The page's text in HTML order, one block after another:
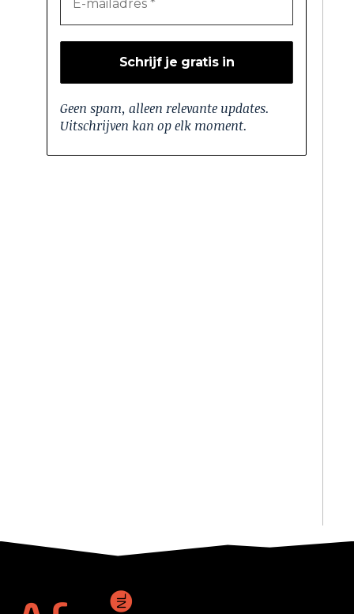
Geen spam, alleen relevante updates.
Uitschrijven kan op elk moment.